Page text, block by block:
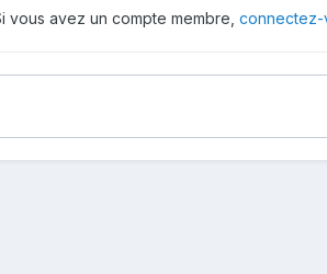
vous avez un compte membre, connectez-